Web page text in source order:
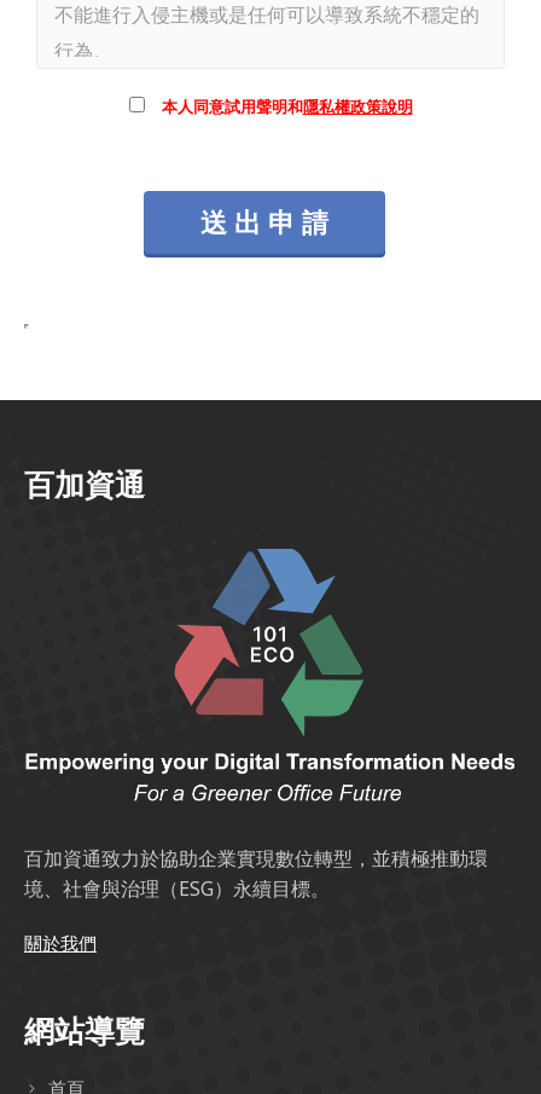
不能進行入侵主機或是任何可以導致系統不穩定的
行為。
本公司擁有在任何時間刪除、修改、移動或關閉任
訊除了本公司之外不會對外公開, 但不保證任何可
能導致資料暴露的駭客入侵行為。
商品或服務有關之訊息。
本人同意試用聲明和隱私權政策說明
百加資通
百加資通致力於協助企業實現數位轉型，並積極推動環
境、社會與治理（ESG）永續目標。
關於我們
網站導覽
首頁